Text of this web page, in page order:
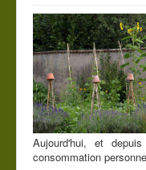
La brasserie
Distillerie artisanale
Les légumes du
C.G.V.
Mentions légales
Contact
Aujourd'hui, et
consommation